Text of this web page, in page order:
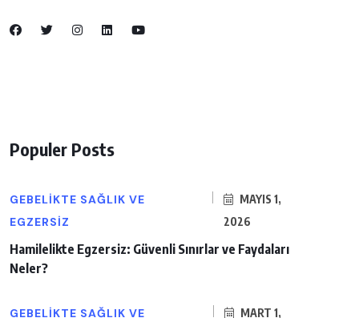
Populer Posts
GEBELIKTE SAĞLIK VE
EGZERSIZ
MAYIS 1,
2026
Hamilelikte Egzersiz: Güvenli Sınırlar ve Faydaları
Neler?
GEBELIKTE SAĞLIK VE
MART 1,